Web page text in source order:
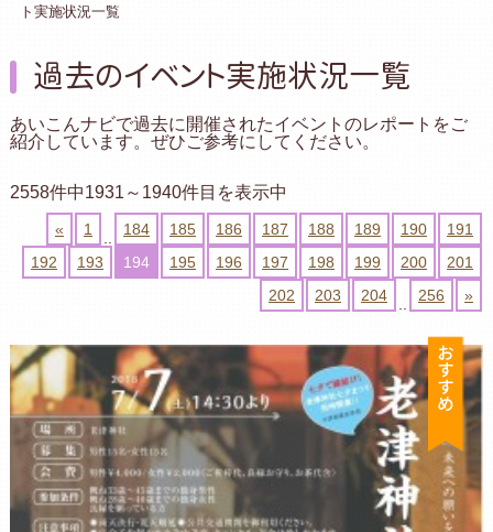
ト実施状況一覧
過去のイベント実施状況一覧
あいこんナビで過去に開催されたイベントのレポートをご
紹介しています。ぜひご参考にしてください。
2558件中1931～1940件目を表示中
« 1 184 185 186 187 188 189 190
191
192
193 194 195 196 197 198 199 200
201
202
203 204 256 »
お